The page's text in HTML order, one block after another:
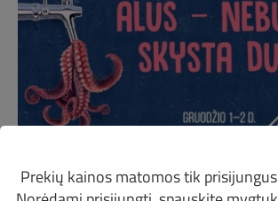
Prekių kainos matomos tik